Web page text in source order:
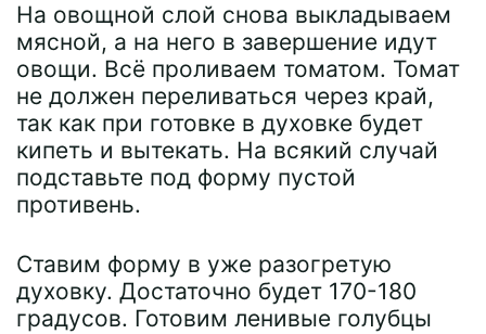
На овощной слой снова выкладываем
мясной, а на него в завершение идут
овощи. Всё проливаем томатом. Томат
не должен переливаться через край,
так как при готовке в духовке будет
кипеть и вытекать. На всякий случай
подставьте под форму пустой
противень.
Ставим форму в уже разогретую
духовку. Достаточно будет 170-180
градусов. Готовим ленивые голубцы